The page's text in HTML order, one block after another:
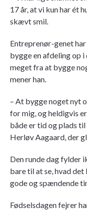
17 år, at vi kun har ét
skævt smil.
Entreprenør-genet
bygge en afdeling op
meget fra at bygge
mener han.
– At bygge noget nyt
for mig, og heldigvis
både er tid og plads
Herløv Aagaard, der
Den runde dag fylder
bare til at se, hvad
gode og spændende
Fødselsdagen fejrer